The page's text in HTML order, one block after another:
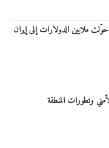
ملايين الدولارات إلى إيران
وتطورات المنطقة